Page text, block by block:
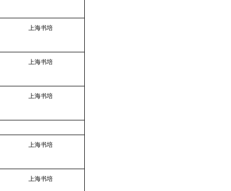
上海书培
上海书培
上海书培
上海书培
上海书培